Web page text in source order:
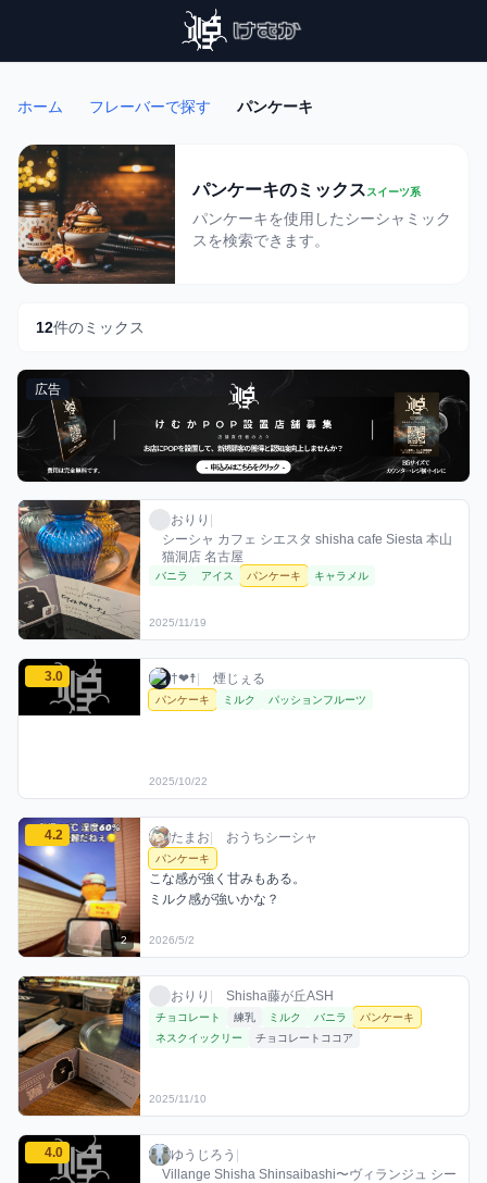
ホーム フレーバーで探す パンケーキ
パンケーキのミックススイーツ系
パンケーキを使用したシーシャミック
スを検索できます。
12件のミックス
広告
おりりのパンケーキミックスを見る
おりり / お店シーシャ / 2025年11月19日
おりり |
シーシャ カフェ シエスタ shisha cafe Siesta 本山
猫洞店 名古屋
利用フレーバー
バニラ アイス パンケーキ キャラメル
2025/11/19
†❤︎☨のパンケーキミックスを見る
3.0 †❤︎☨ / お店シーシャ / 2025年10月22日
†❤︎☨| 煙じぇる
利用フレーバー
パンケーキ ミルク パッションフルーツ
評価
2025/10/22
たまおのパンケーキミックスを見る
4.2
2
たまお / おうちシーシャ / 2026年5月2日
たまお| おうちシーシャ
利用フレーバー
パンケーキ
コメント
こな感が強く甘みもある。
ミルク感が強いかな？
評価
2026/5/2
おりりのパンケーキミックスを見る
おりり / お店シーシャ / 2025年11月10日
おりり | Shisha藤が丘ASH
利用フレーバー
チョコレート 練乳 ミルク バニラ
パンケーキ
ネスクイックリー
チョコレートココア
2025/11/10
ゆうじろうのパンケーキミックスを見る
4.0 ゆうじろう / お店シーシャ / 2026年1月5日
ゆうじろう |
Villange Shisha Shinsaibashi〜ヴィランジュ シー
利用フレーバー
コメント
評価